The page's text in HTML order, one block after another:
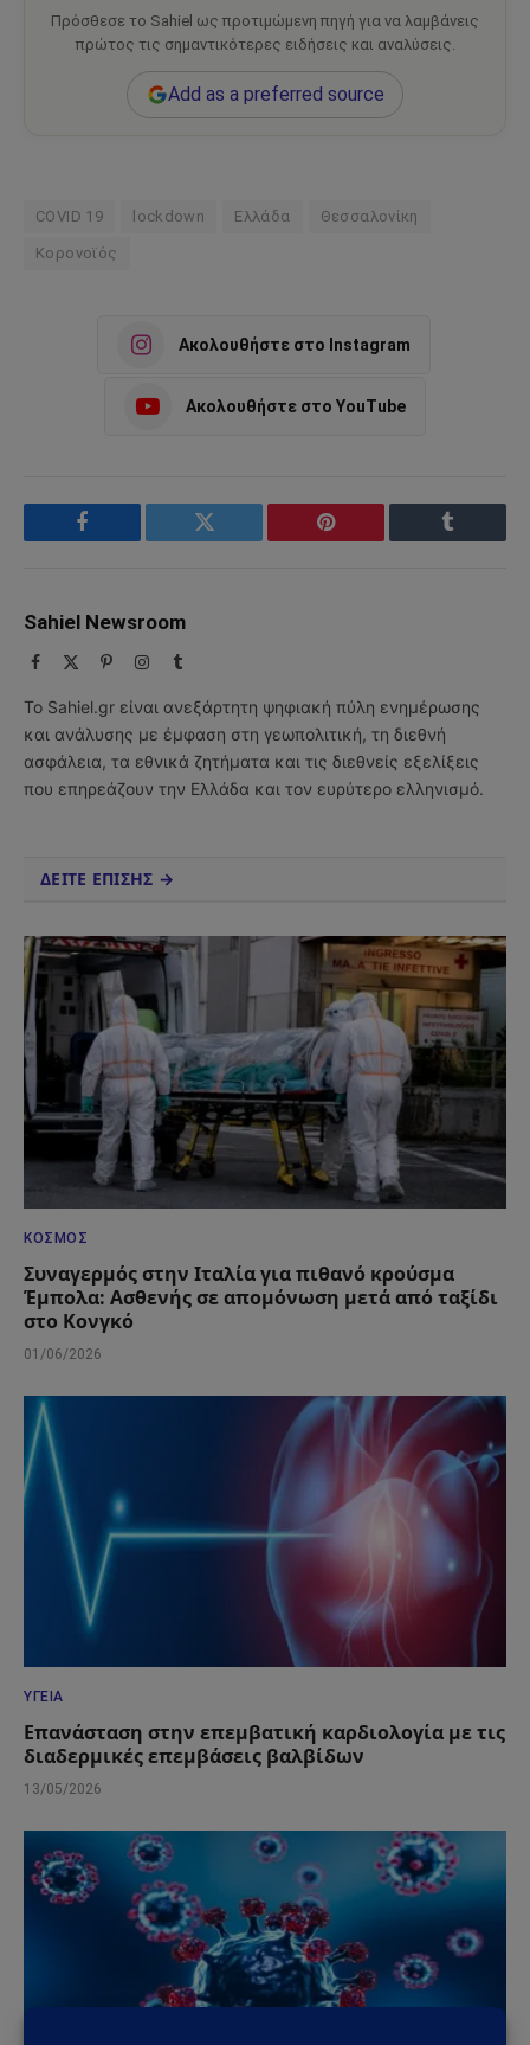
Πρόσθεσε το Sahiel ως προτιμώμενη πηγή για να λαμβάνεις
πρώτος τις σημαντικότερες ειδήσεις και αναλύσεις.
Add as a preferred source
COVID 19 lockdown Ελλάδα Θεσσαλονίκη
Κορονοϊός
Ακολουθήστε στο Instagram
Ακολουθήστε στο YouTube
Facebook Twitter Pinterest Tumblr
Sahiel Newsroom
Facebook PinterestInstagram
Tumblr
Το Sahiel.gr είναι ανεξάρτητη ψηφιακή πύλη ενημέρωσης
και ανάλυσης με έμφαση στη γεωπολιτική, τη διεθνή
ασφάλεια, τα εθνικά ζητήματα και τις διεθνείς εξελίξεις
που επηρεάζουν την Ελλάδα και τον ευρύτερο ελληνισμό.
ΔΕΙΤΕ ΕΠΙΣΗΣ →
ΚΌΣΜΟΣ
Συναγερμός στην Ιταλία για πιθανό κρούσμα
Έμπολα: Ασθενής σε απομόνωση μετά από ταξίδι
στο Κονγκό
01/06/2026
ΥΓΕΊΑ
Επανάσταση στην επεμβατική καρδιολογία με τις
διαδερμικές επεμβάσεις βαλβίδων
13/05/2026